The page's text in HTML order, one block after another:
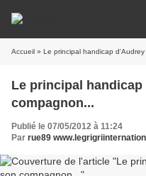
Accueil » Le principal handicap d'Audrey
Le principal
compagnon...
Publié le 07/05/2012 à 11:24
Par rue89